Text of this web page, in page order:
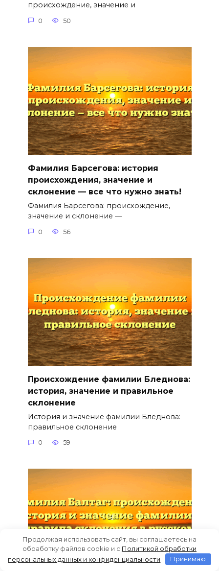
происхождение, значение и
0 50
Фамилия Барсегова: история
происхождения, значение и
склонение — все что нужно знать!
Фамилия Барсегова: происхождение,
значение и склонение —
0 56
Происхождение фамилии Бледнова:
история, значение и правильное
склонение
История и значение фамилии Бледнова:
правильное склонение
0 59
Продолжая использовать сайт, вы соглашаетесь на
обработку файлов cookie и c Политикой обработки
персональных данных и конфиденциальности
Принимаю